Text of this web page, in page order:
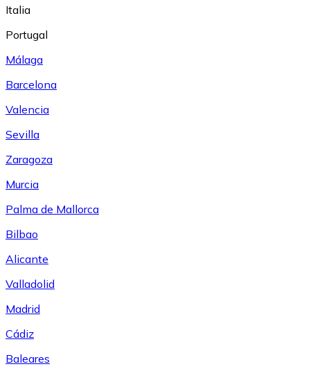
Italia
Portugal
Málaga
Barcelona
Valencia
Sevilla
Zaragoza
Murcia
Palma de Mallorca
Bilbao
Alicante
Valladolid
Madrid
Cádiz
Baleares